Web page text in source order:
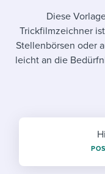
Diese
Trickfilmzeichner
Stellenbörsen oder
leicht an die